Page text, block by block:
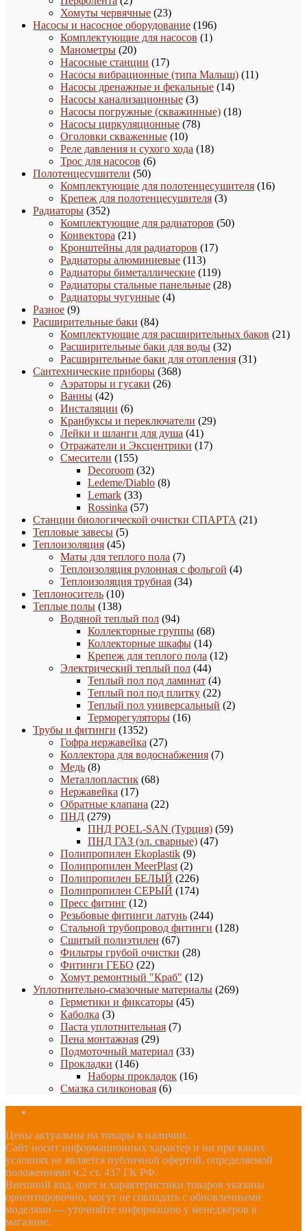
товара
Хомуты червячные 2323
товара
Насосы и насосное оборудование 196196
Комплектующие для насосов 11
Манометры 2020
товаров
Насосные станции 1717
товаров
Насосы вибрационные (типа Малыш) 1111
Насосы дренажные и фекальные 1414
Насосы канализационные 33
товара
Насосы погружные (скважинные) 1818
Насосы циркуляционные 7878
Оголовки скваженные 1010
товаров
Реле давления и сухого хода 1818
Трос для насосов 66
Полотенцесушители 5050
товаров
Комплектующие для полотенцесушителя 1616
Крепеж для полотенцесушителя 33
Радиаторы 352352
товара
Комплектующие для радиаторов 5050
Конвектора 2121
товар
Кронштейны для радиаторов 1717
Радиаторы алюминиевые 113113
товаров
Радиаторы биметаллические 119119
товаров
Радиаторы стальные панельные 2828
Радиаторы чугунные 44
Разное 99
товаров
Расширительные баки 8484
товара
Комплектующие для расширительных баков 2121
Расширительные баки для воды 3232
товара
Расширительные баки для отопления 3131
Сантехнические приборы 368368
Аэраторы и гусаки 2626
Ванны 4242
товара
Инсталяции 66
товаров
Кранбуксы и переключатели 2929
Лейки и шланги для душа 4141
товар
Отражатели и Эксцентрики 1717
Смесители 155155
товаров
Decoroom 3232
товара
Ledeme/Diablo 88
Lemark 3333
товара
Rossinka 5757
товаров
Станции биологической очистки СПАРТА 2121
Тепловые завесы 55
товаров
Теплоизоляция 4545
товаров
Маты для теплого пола 77
товаров
Теплоизоляция рулонная с фольгой 44
Теплоизоляция трубная 3434
Теплоноситель 1010
товаров
Теплые полы 138138
товаров
Водяной теплый пол 9494
товара
Коллекторные группы 6868
товаров
Коллекторные шкафы 1414
товаров
Крепеж для теплого пола 1212
Электрический теплый пол 4444
товара
Теплый пол под ламинат 44
товара
Теплый пол под плитку 2222
товара
Теплый пол универсальный 22
Терморегуляторы 1616
Трубы и фитинги 13521352
товара
Гофра нержавейка 2727
товаров
Коллектора для водоснабжения 77
Медь 88
товаров
Металлопластик 6868
Нержавейка 1717
товаров
Обратные клапана 2222
ПНД 279279
товаров
ПНД POEL-SAN (Турция) 5959
ПНД ГАЗ (эл. сварные) 4747
Полипропилен Ekoplastik 99
товаров
Полипропилен MeerPlast 22
товара
Полипропилен БЕЛЫЙ 226226
товаров
Полипропилен СЕРЫЙ 174174
Пресс фитинг 1212
товаров
Резьбовые фитинги латунь 244244
товара
Стальной трубопровод фитинги 128128
Сшитый полиэтилен 6767
товаров
Фильтры грубой очистки 2828
Фитинги ГЕБО 2222
товара
Хомут ремонтный "Краб" 1212
товаров
Уплотнительно-смазочные материалы 269269
Герметики и фиксаторы 4545
Каболка 33
товара
Паста уплотнительная 77
Пена монтажная 2929
товаров
Подмоточный материал 3333
Прокладки 146146
товаров
Наборы прокладок 1616
Смазка силиконовая 66
Цены актуальны на товары в наличии.
Сайт носит информационных характер и ни при каких
условиях не является публичной офертой, определяемой
положениями ч.2 ст. 437 ГК РФ.
Внешний вид, цвет и характеристики товаров указаны
ориентировочно, могут не совпадать с обновленными
моделями — уточняйте информацию у менеджеров в
магазине.